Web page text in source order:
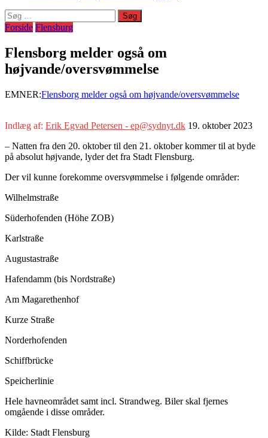
Søg
efter:
Forside Flensburg
Flensborg melder også om
højvande/oversvømmelse
EMNER:Flensborg melder også om højvande/oversvømmelse
Indlæg af: Erik Egvad Petersen - ep@sydnyt.dk 19. oktober 2023
– Natten fra den 20. oktober til den 21. oktober kommer til at byde
på absolut højvande, lyder det fra Stadt Flensburg.
Der vil kunne forekomme oversvømmelse i følgende områder:
Wilhelmstraße
Süderhofenden (Höhe ZOB)
Karlstraße
Augustastraße
Hafendamm (bis Nordstraße)
Am Magarethenhof
Kurze Straße
Norderhofenden
Schiffbrücke
Speicherlinie
Hele havneområdet samt incl. Strandweg. Biler skal fjernes
omgående i disse områder.
Kilde: Stadt Flensburg